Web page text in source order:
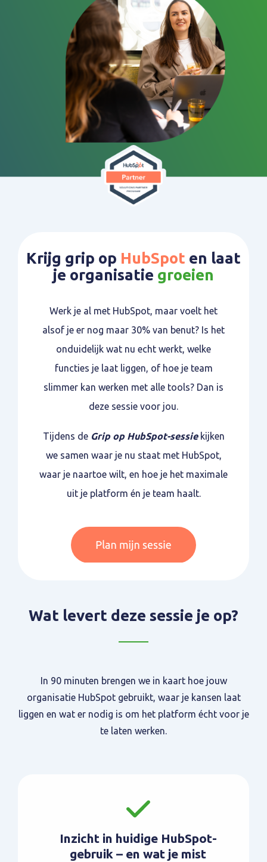
Krijg grip op HubSpot en laat
je organisatie groeien
Werk je al met HubSpot, maar voelt het
alsof je er nog maar 30% van benut? Is het
onduidelijk wat nu echt werkt, welke
functies je laat liggen, of hoe je team
slimmer kan werken met alle tools? Dan is
deze sessie voor jou.
Tijdens de Grip op HubSpot-sessiekijken
we samen waar je nu staat met HubSpot,
waar je naartoe wilt, en hoe je het maximale
uit je platform én je team haalt.
Wat levert deze sessie je op?
In 90 minuten brengen we in kaart hoe jouw
organisatie HubSpot gebruikt, waar je kansen laat
liggen en wat er nodig is om het platform écht voor je
te laten werken.
Inzicht in huidige HubSpot-
gebruik – en wat je mist